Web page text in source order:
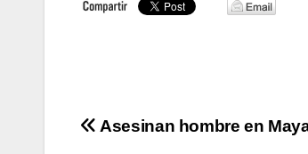
Navegación
Asesinan hombre en